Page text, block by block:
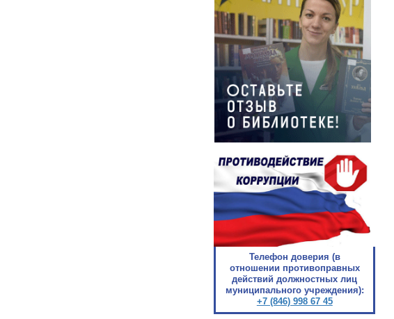
Телефон доверия (в
отношении противоправных
действий должностных лиц
муниципального учреждения):
+7 (846) 998 67 45